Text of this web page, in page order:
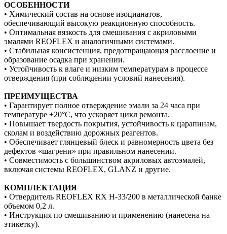
ОСОБЕННОСТИ
• Химический состав на основе изоцианатов,
обеспечивающий высокую реакционную способность.
• Оптимальная вязкость для смешивания с акриловыми
эмалями REOFLEX и аналогичными системами.
• Стабильная консистенция, предотвращающая расслоение и
образование осадка при хранении.
• Устойчивость к влаге и низким температурам в процессе
отверждения (при соблюдении условий нанесения).
ПРЕИМУЩЕСТВА
• Гарантирует полное отверждение эмали за 24 часа при
температуре +20°C, что ускоряет цикл ремонта.
• Повышает твердость покрытия, устойчивость к царапинам,
сколам и воздействию дорожных реагентов.
• Обеспечивает глянцевый блеск и равномерность цвета без
дефектов «шагрени» при правильном нанесении.
• Совместимость с большинством акриловых автоэмалей,
включая системы REOFLEX, GLANZ и другие.
КОМПЛЕКТАЦИЯ
• Отвердитель REOFLEX RX H-33/200 в металлической банке
объемом 0,2 л.
• Инструкция по смешиванию и применению (нанесена на
этикетку).